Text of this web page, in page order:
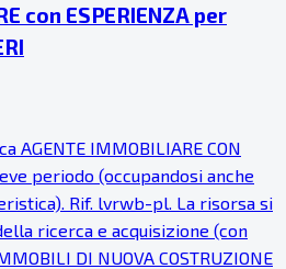
con ESPERIENZA per
AGENTE IMMOBILIARE CON
periodo (occupandosi anche
Rif. lvrwb-pl. La risorsa si
ricerca e acquisizione (con
DI NUOVA COSTRUZIONE